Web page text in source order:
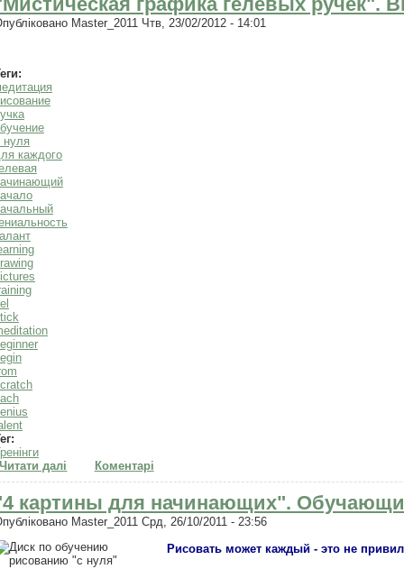
Master_2011Чтв, 23/02/2012 - 14:01
нуля
каждого
Читати далі про "Мистическая графика гелевых ручек". Видеоурок
Коментарі
картины для начинающих".
Master_2011Срд, 26/10/2011 - 23:56
Рисовать может каждый - это не